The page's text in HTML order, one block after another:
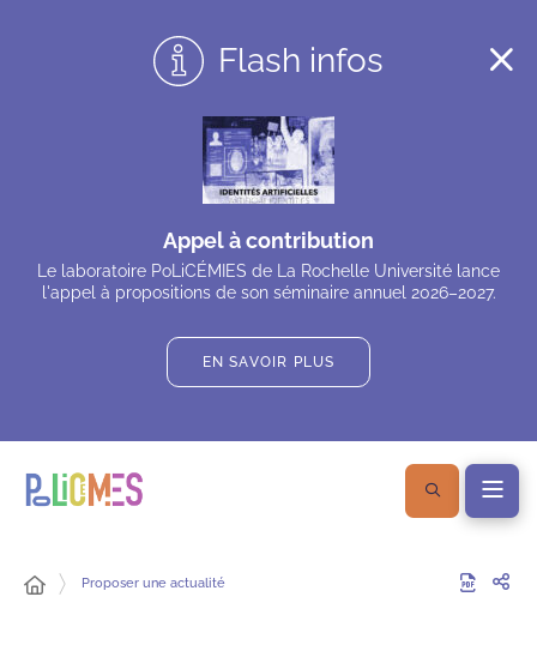
Flash infos
Appel à contribution
Le laboratoire PoLiCÉMIES de La Rochelle Université lance
l'appel à propositions de son séminaire annuel 2026–2027.
EN SAVOIR PLUS
Proposer une actualité